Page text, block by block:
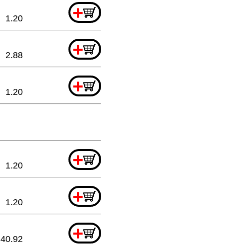
+
1.20
+
2.88
+
1.20
+
1.20
+
1.20
+
40.92